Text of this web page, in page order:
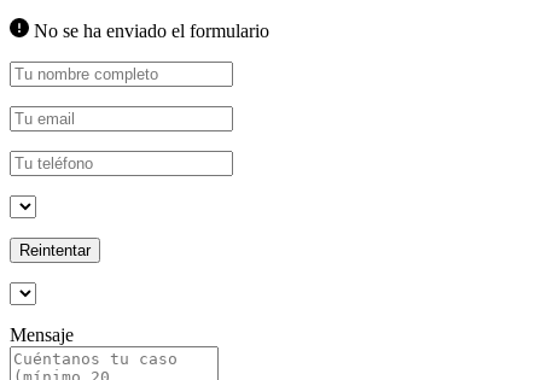
No se ha enviado el formulario
Reintentar
Mensaje